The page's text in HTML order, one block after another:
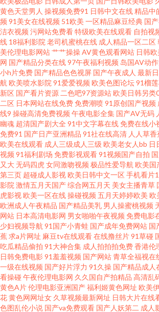
福利 亚洲狠狠操网 AV天堂电影院 国产精品人人操 欧
区蜜桃 大香蕉少妇 国产自拍三级 九九热只有精品 在
频 成人探花av 国产人妖ts 九九精品8 欧美的精品的视
寂寞影院 国产91破解 免费的黄网站大全 日韩精品一
官网92 久草视频国产片 人人变态另类av 天美传媒A片
超碰AV在线 国产精品成年 九九国模色图 美日韩A级
被窝 国产精品色情网 另类欧美成人 青青草精品资源
夜 超碰五月天 国产性爱ab 老熟女自慰91 欧美性精品
人社区电影 av天堂网址 大香蕉五月天 精品久久超碰
美 伊人成网 91午夜剧场 超碰导航97 国产吃瓜在线 黄
欧洲午夜福利片 午夜第一页 91精品论坛 wwwav大全
费福利视频 欧美图片偷拍 深夜福利在线91 亚洲性爱
黄色天堂男人 操视频免费91 日韩中文在线精品中
频 91美女在线视频 51欧美 一区精品麻豆经典 国
洁衣视频 污网站免费看特级欧美在线观看 自拍视
线 18福利影院 老司机蜜桃在线 成人精品一区二区
美伦理电影网站艹艹操操AV黄色观看网站 日韩
网 国产精品分类在线97午夜福利视频 岛国AV动
小h片免费 国产精品色色视屏 国产午夜成人 最新
航 欧美喷水影院 91爱爱视频 欧美色图论坛91榴
新区 国产看片资源 二色吧97资源站欧美日韩另类
二区 日本网站在线免费免费潮喷91原创国产视频
线9 操碰高清免费视频 午夜电影全集 国产AV无码
幽魂 超清国产剧大全 91中文字幕在线免费在线小
免费91 国产日产亚洲精品 91社在线高清 人人草香
欧美在线观看 成人三级成人三级 欧美老女人bb 日
视频 91福利剧场 免费影视观看91视频国产自拍
又大 无码四虎女同激吻视频 极品性爱导航 欧美国
第三页 超碰成人影视欧美日韩中文一区手机看片
影院 激情五月天国产综合网五月天 美女主播青草
虎影视欧美一区在线操碰视频 五月天婷婷欧美 欧
欧洲成人午夜精品 国产精品美乳 男人操蜜桃视频
网站 日本高清电影网 男女啪啪午夜视频 免费电影
少妇视频导航 91国产小青蛙 国产成年免费网站 国
蕉求a片网址 麻豆tv在线观看在线撸丝片91草碰
吃瓜精品偷拍 91大神合集 成人拍拍拍免费香港伦
日韩免费电影91羞羞视频 国产网站青草全福视在
一级在线视频 国产好片浮力 91久操 国产精品成人
看操碰 午夜伦理电影网 久久国自产拍精品 高清乱
黄色A片伦理电影亚洲国产福利姬黄色网址 欧美
花黄色网网址女 久草视频最新网址 日韩大片在线
色图乱伦小说 国产va免费观看 国产人妖第二 成人